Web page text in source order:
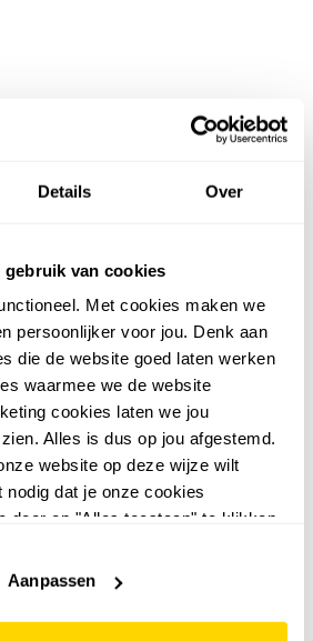
Details Over
gebruik van cookies
Met cookies maken we
persoonlijker voor jou. Denk aan
die de website goed laten werken
waarmee we de website
cookies laten we jou
Alles is dus op jou afgestemd.
website op deze wijze wilt
nodig dat je onze cookies
door op "Alles toestaan" te klikken.
functioneert.
Aanpassen